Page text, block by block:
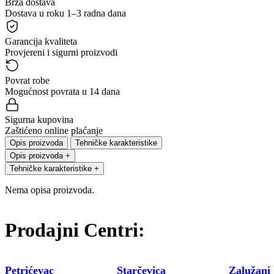
Brza dostava
Dostava u roku 1–3 radna dana
Garancija kvaliteta
Provjereni i sigurni proizvodi
Povrat robe
Mogućnost povrata u 14 dana
Sigurna kupovina
Zaštićeno online plaćanje
Opis proizvoda
Tehničke karakteristike
Opis proizvoda +
Tehničke karakteristike +
Nema opisa proizvoda.
Prodajni Centri:
Petrićevac Starčevica Zalužani